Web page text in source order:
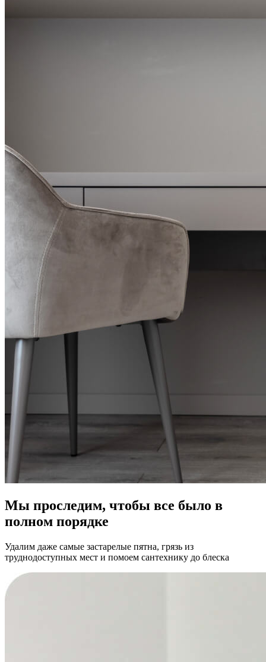
Мы проследим, чтобы все было в
полном порядке
Удалим даже самые застарелые пятна, грязь из
труднодоступных мест и помоем сантехнику до блеска